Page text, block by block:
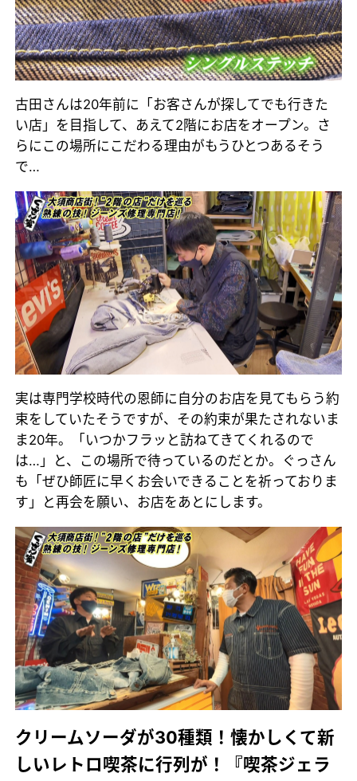
古田さんは20年前に「お客さんが探してでも行きた
い店」を目指して、あえて2階にお店をオープン。さ
らにこの場所にこだわる理由がもうひとつあるそう
で…
実は専門学校時代の恩師に自分のお店を見てもらう約
束をしていたそうですが、その約束が果たされないま
ま20年。「いつかフラッと訪ねてきてくれるので
は…」と、この場所で待っているのだとか。ぐっさん
も「ぜひ師匠に早くお会いできることを祈っておりま
す」と再会を願い、お店をあとにします。
クリームソーダが30種類！懐かしくて新
しいレトロ喫茶に行列が！『喫茶ジェラ